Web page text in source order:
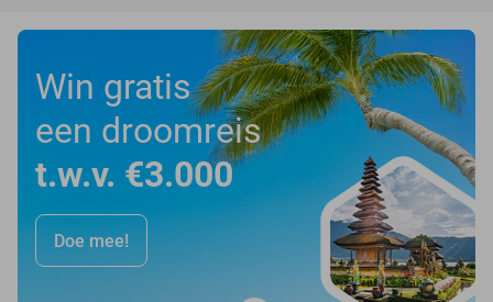
Win gratis
een droomreis
t.w.v. €3.000
Doe mee!